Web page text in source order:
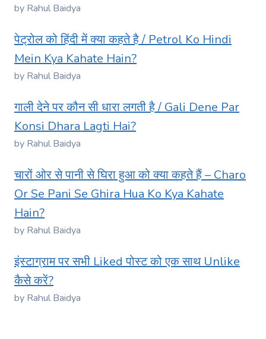
by Rahul Baidya
पेट्रोल को हिंदी में क्या कहते है / Petrol Ko Hindi
Mein Kya Kahate Hain?
by Rahul Baidya
गाली देने पर कौन सी धारा लगती है / Gali Dene Par
Konsi Dhara Lagti Hai?
by Rahul Baidya
चारों ओर से पानी से घिरा हुआ को क्या कहते हैं – Charo
Or Se Pani Se Ghira Hua Ko Kya Kahate
Hain?
by Rahul Baidya
इंस्टाग्राम पर सभी Liked पोस्ट को एक साथ Unlike
कैसे करें?
by Rahul Baidya